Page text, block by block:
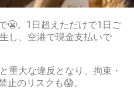
😬。1日超えただけで1日ご
し、空港で現金支払いで
重大な違反となり、拘束・
止のリスクも😱。